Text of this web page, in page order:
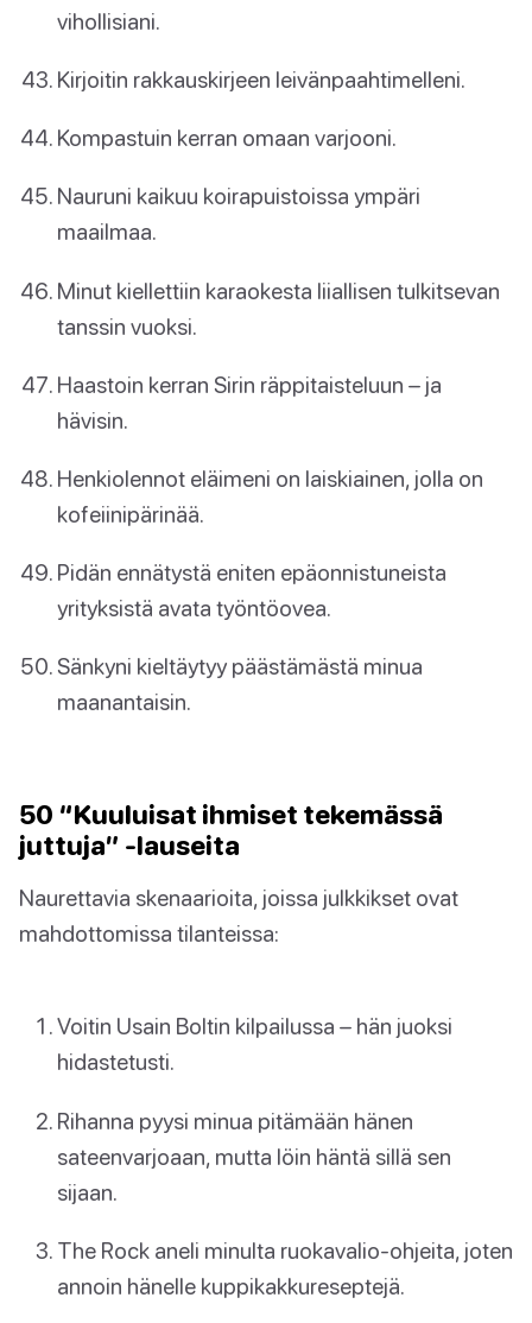
vihollisiani.
Kirjoitin rakkauskirjeen leivänpaahtimelleni.
Kompastuin kerran omaan varjooni.
Nauruni kaikuu koirapuistoissa ympäri
maailmaa.
Minut kiellettiin karaokesta liiallisen tulkitsevan
tanssin vuoksi.
Haastoin kerran Sirin räppitaisteluun – ja
hävisin.
Henkiolennot eläimeni on laiskiainen, jolla on
kofeiinipärinää.
Pidän ennätystä eniten epäonnistuneista
yrityksistä avata työntöovea.
Sänkyni kieltäytyy päästämästä minua
maanantaisin.
50 “Kuuluisat ihmiset tekemässä
juttuja” -lauseita
Naurettavia skenaarioita, joissa julkkikset ovat
mahdottomissa tilanteissa:
Voitin Usain Boltin kilpailussa – hän juoksi
hidastetusti.
Rihanna pyysi minua pitämään hänen
sateenvarjoaan, mutta löin häntä sillä sen
sijaan.
The Rock aneli minulta ruokavalio-ohjeita, joten
annoin hänelle kuppikakkureseptejä.